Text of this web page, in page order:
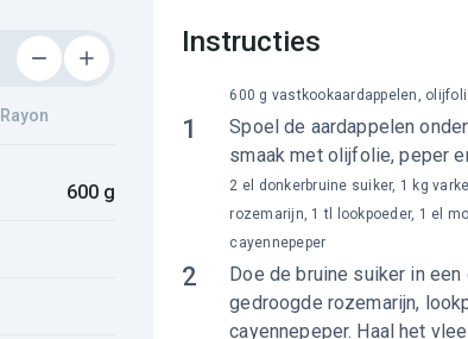
Rayon
600 g
Instructies
1
Spoel de aardappelen
smaak met olijfolie, peper
600 g vastkookaardappelen,
2
Doe de bruine suiker in
gedroogde rozemarijn,
cayennepeper. Haal het
2 el donkerbruine suiker, 1 kg
rozemarijn, 1 tl lookpoeder, 1 el
cayennepeper